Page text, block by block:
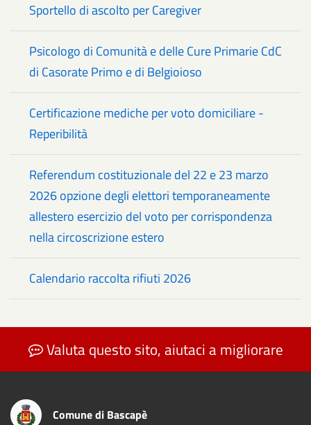
Sportello di ascolto per Caregiver
Psicologo di Comunità e delle Cure Primarie CdC
di Casorate Primo e di Belgioioso
Certificazione mediche per voto domiciliare -
Reperibilità
Referendum costituzionale del 22 e 23 marzo
2026 opzione degli elettori temporaneamente
allestero esercizio del voto per corrispondenza
nella circoscrizione estero
Calendario raccolta rifiuti 2026
Valuta questo sito, aiutaci a migliorare
Comune di Bascapè